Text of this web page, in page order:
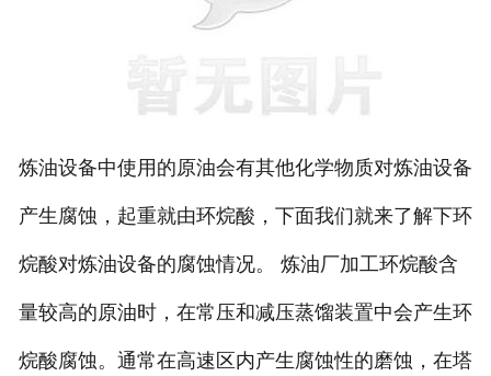
资质荣誉
联系我们
炼油设备中使用的原油会有其他化学物质对炼油设备
产生腐蚀，起重就由环烷酸，下面我们就来了解下环
烷酸对炼油设备的腐蚀情况。 炼油厂加工环烷酸含
量较高的原油时，在常压和减压蒸馏装置中会产生环
烷酸腐蚀。通常在高速区内产生腐蚀性的磨蚀，在塔